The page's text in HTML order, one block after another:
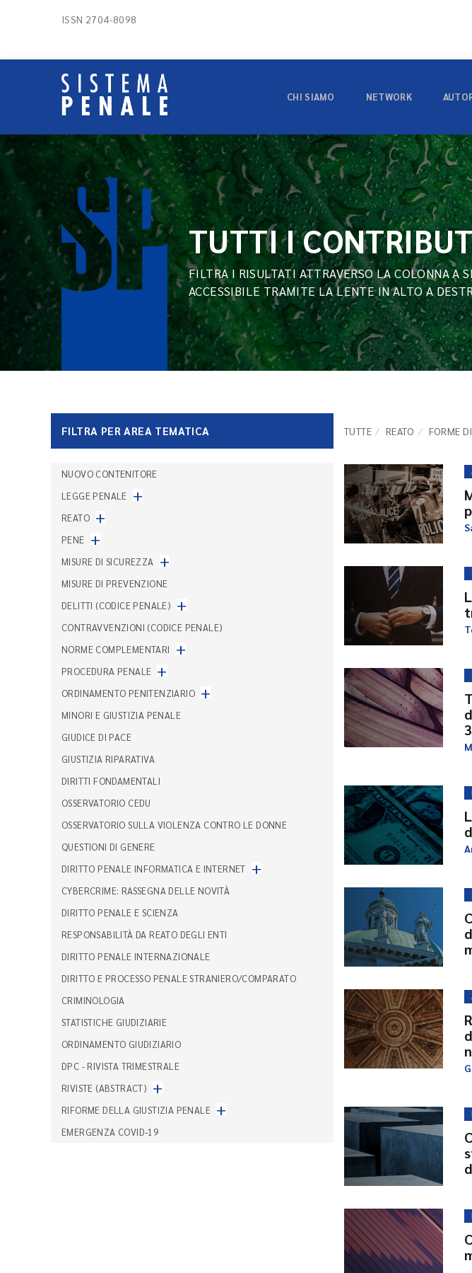
ISSN 2704-8098
CHI SIAMO NETWORK
TUTTI I
FILTRA I RISULTATI ATTRAVERSO LA COLONNA A
ACCESSIBILE TRAMITE LA LENTE IN ALTO A
FILTRA PER AREA TEMATICA TUTTE REATO FORME
NUOVO CONTENITORE
LEGGE PENALE +
REATO +
PENE +
MISURE DI SICUREZZA +
MISURE DI PREVENZIONE
DELITTI (CODICE PENALE) +
CONTRAVVENZIONI (CODICE PENALE)
NORME COMPLEMENTARI
+
PROCEDURA PENALE +
ORDINAMENTO PENITENZIARIO +
MINORI E GIUSTIZIA PENALE
GIUDICE DI PACE
GIUSTIZIA RIPARATIVA
DIRITTI FONDAMENTALI
OSSERVATORIO CEDU
OSSERVATORIO SULLA VIOLENZA CONTRO LE DONNE
QUESTIONI DI GENERE
DIRITTO PENALE INFORMATICA E INTERNET +
CYBERCRIME: RASSEGNA DELLE NOVITÀ
DIRITTO PENALE E SCIENZA
RESPONSABILITÀ DA REATO DEGLI ENTI
DIRITTO PENALE INTERNAZIONALE
DIRITTO E PROCESSO PENALE STRANIERO/COMPARATO
CRIMINOLOGIA
STATISTICHE GIUDIZIARIE
ORDINAMENTO GIUDIZIARIO
DPC - RIVISTA TRIMESTRALE
RIVISTE (ABSTRACT) +
RIFORME DELLA GIUSTIZIA PENALE +
EMERGENZA COVID-19